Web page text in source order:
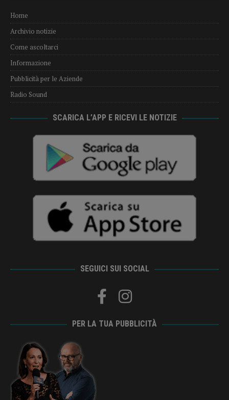
Home
Archivio notizie
Come ascoltarci
Informazione
Pubblicità per le Aziende
Radio Sound
SCARICA L’APP E RICEVI LE NOTIZIE
SEGUICI SUI SOCIAL
PER LA TUA PUBBLICITÀ